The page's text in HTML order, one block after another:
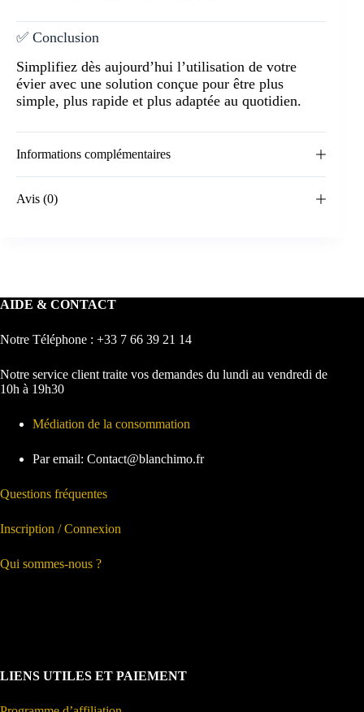
✅ Conclusion
Simplifiez dès aujourd’hui l’utilisation de votre
évier avec une solution conçue pour être plus
simple, plus rapide et plus adaptée au quotidien.
Informations complémentaires
Avis (0)
AIDE & CONTACT
Notre Téléphone : +33 7 66 39 21 14
Notre service client traite vos demandes du lundi au vendredi de
10h à 19h30
Médiation de la consommation
Par email: Contact@blanchimo.fr
Questions fréquentes
Inscription / Connexion
Qui sommes-nous ?
LIENS UTILES ET PAIEMENT